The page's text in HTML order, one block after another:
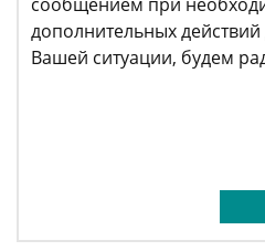
дополнительных
Вашей ситуации, будем